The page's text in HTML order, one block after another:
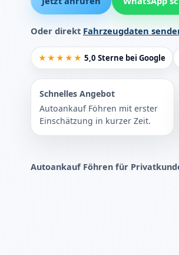
Oder direkt Fahrzeugdaten
★★★★★ 5,0 Sterne bei Google
Schnelles Angebot
Autoankauf Föhren mit erster
Einschätzung in kurzer Zeit.
Autoankauf Föhren für